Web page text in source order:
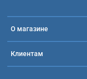
О магазине
Клиентам